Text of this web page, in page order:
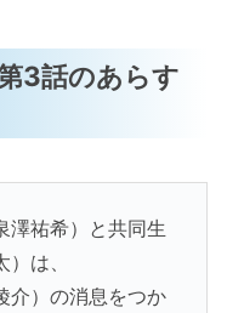
3話のあらす
澤祐希）と共同生
は、
介）の消息をつか